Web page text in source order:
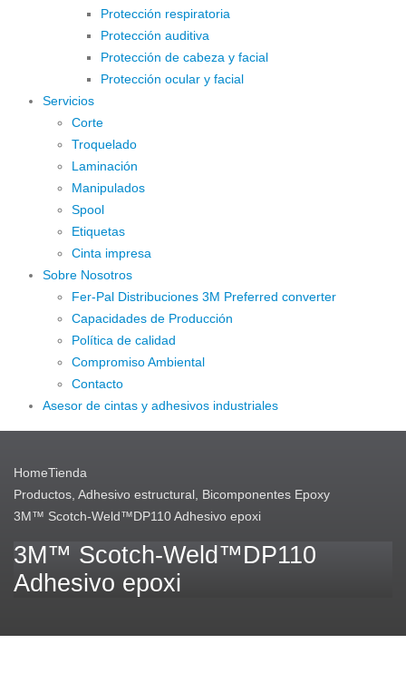
Protección respiratoria
Protección auditiva
Protección de cabeza y facial
Protección ocular y facial
Servicios
Corte
Troquelado
Laminación
Manipulados
Spool
Etiquetas
Cinta impresa
Sobre Nosotros
Fer-Pal Distribuciones 3M Preferred converter
Capacidades de Producción
Política de calidad
Compromiso Ambiental
Contacto
Asesor de cintas y adhesivos industriales
HomeTienda
Productos Adhesivo estructural Bicomponentes Epoxy
3M™ Scotch-Weld™DP110 Adhesivo epoxi
3M™ Scotch-Weld™DP110
Adhesivo epoxi